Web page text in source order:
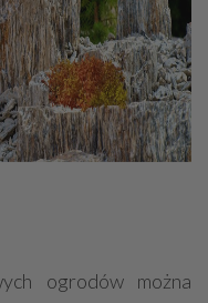
ogrodów można